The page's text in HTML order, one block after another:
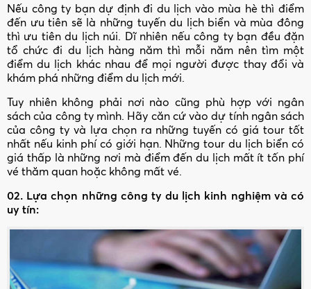
Nếu công ty bạn dự định đi du lịch vào mùa hè thì điểm
đến ưu tiên sẽ là những tuyến du lịch biển và mùa đông
thì ưu tiên du lịch núi. Dĩ nhiên nếu công ty bạn đều đặn
tổ chức đi du lịch hàng năm thì mỗi năm nên tìm một
điểm du lịch khác nhau để mọi người được thay đổi và
khám phá những điểm du lịch mới.
Tuy nhiên không phải nơi nào cũng phù hợp với ngân
sách của công ty mình. Hãy căn cứ vào dự tính ngân sách
của công ty và lựa chọn ra những tuyến có giá tour tốt
nhất nếu kinh phí có giới hạn. Những tour du lịch biển có
giá thấp là những nơi mà điểm đến du lịch mất ít tốn phí
vé thăm quan hoặc không mất vé.
02. Lựa chọn những công ty du lịch kinh nghiệm và có
uy tín: